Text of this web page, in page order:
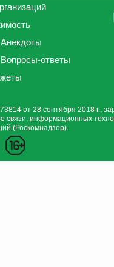
Анекдоты
Вопросы-ответы
от 28 сентября 2018 г.,
связи, информационных
(Роскомнадзор).